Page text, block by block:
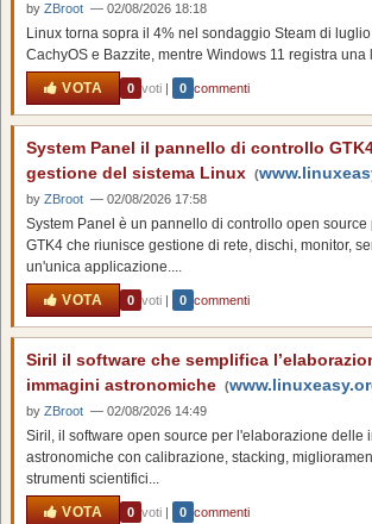
by ZBroot — 02/08/2026 18:18
Linux torna sopra il 4% nel sondaggio Steam di
CachyOS e Bazzite, mentre Windows 11 registra una
VOTA
0 voti | 0 commenti
System Panel il pannello di controllo
gestione del sistema Linux (
by ZBroot — 02/08/2026 17:58
System Panel è un pannello di controllo open source
GTK4 che riunisce gestione di rete, dischi, monitor,
un'unica applicazione....
VOTA
0 voti | 0 commenti
Siril il software che semplifica
immagini astronomiche (
by ZBroot — 02/08/2026 14:49
Siril, il software open source per l'elaborazione delle
astronomiche con calibrazione, stacking,
strumenti scientifici...
VOTA
0 voti | 0 commenti